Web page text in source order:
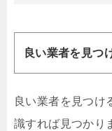
良い業者を見つ
良い業者を見つけ
識すれば見つかり